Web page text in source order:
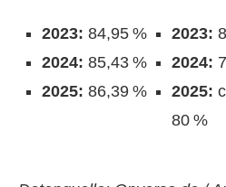
2023: 84,95 %
2024: 85,43 %
2025: 86,39 %
2023:
2024:
2025:
80 %